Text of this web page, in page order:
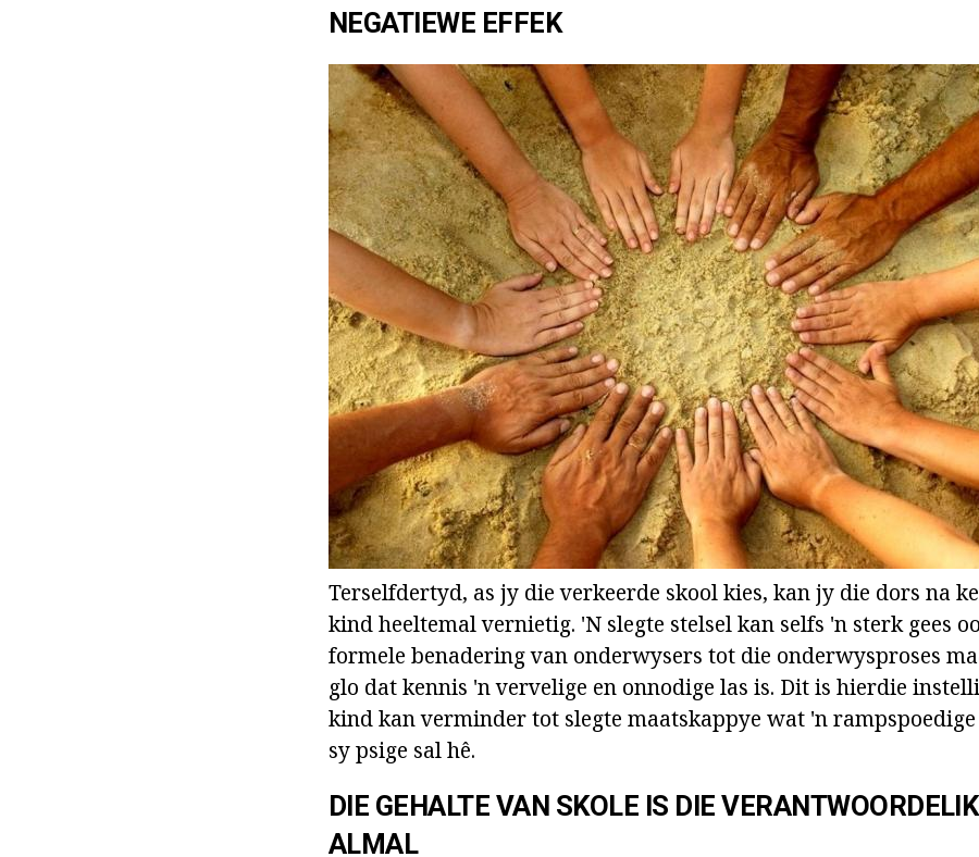
NEGATIEWE EFFEK
Terselfdertyd, as jy die verkeerde skool kies, kan jy die dors na
kind heeltemal vernietig. 'N slegte stelsel kan selfs 'n sterk gees
formele benadering van onderwysers tot die onderwysproses
glo dat kennis 'n vervelige en onnodige las is. Dit is hierdie
kind kan verminder tot slegte maatskappye wat 'n
sy psige sal hê.
DIE GEHALTE VAN SKOLE IS DIE
ALMAL